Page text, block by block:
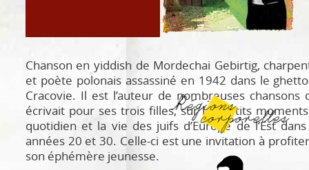
Chanson en yiddish de Mordechai Gebirtig,
et poète polonais assassiné en 1942 dans le
Cracovie. Il est l’auteur de nombreuses chansons
écrivait pour ses trois filles, sur les petits
quotidien et la vie des juifs d’Europe de l’Est
années 20 et 30. Celle-ci est une invitation à
son éphémère jeunesse.